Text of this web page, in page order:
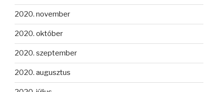
2020. november
2020. október
2020. szeptember
2020. augusztus